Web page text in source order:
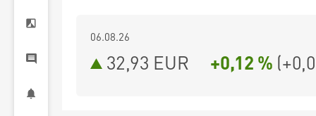
06.08.26
32,93 EUR +0,12 % (